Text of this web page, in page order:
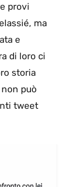
provi
ma
e
di loro ci
storia
può
tweet